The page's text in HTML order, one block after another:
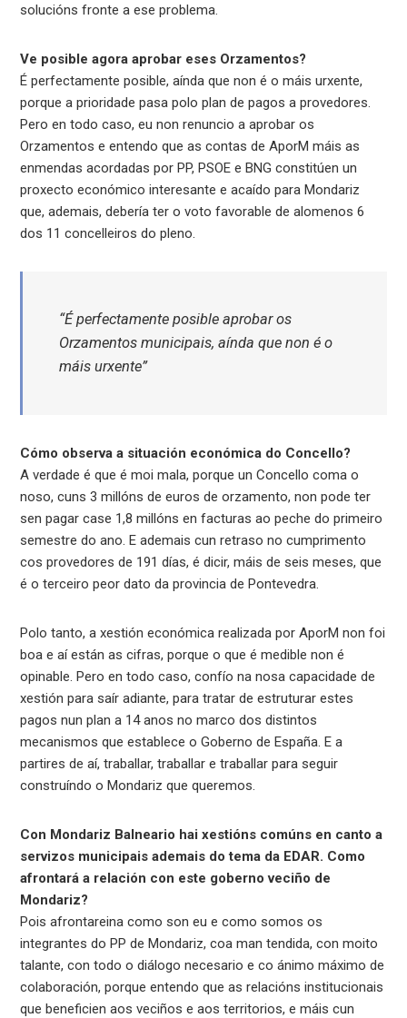
solucións fronte a ese problema.
Ve posible agora aprobar eses Orzamentos?
É perfectamente posible, aínda que non é o máis urxente,
porque a prioridade pasa polo plan de pagos a provedores.
Pero en todo caso, eu non renuncio a aprobar os
Orzamentos e entendo que as contas de AporM máis as
enmendas acordadas por PP, PSOE e BNG constitúen un
proxecto económico interesante e acaído para Mondariz
que, ademais, debería ter o voto favorable de alomenos 6
dos 11 concelleiros do pleno.
“É perfectamente posible aprobar os
Orzamentos municipais, aínda que non é o
máis urxente”
Cómo observa a situación económica do Concello?
A verdade é que é moi mala, porque un Concello coma o
noso, cuns 3 millóns de euros de orzamento, non pode ter
sen pagar case 1,8 millóns en facturas ao peche do primeiro
semestre do ano. E ademais cun retraso no cumprimento
cos provedores de 191 días, é dicir, máis de seis meses, que
é o terceiro peor dato da provincia de Pontevedra.
Polo tanto, a xestión económica realizada por AporM non foi
boa e aí están as cifras, porque o que é medible non é
opinable. Pero en todo caso, confío na nosa capacidade de
xestión para saír adiante, para tratar de estruturar estes
pagos nun plan a 14 anos no marco dos distintos
mecanismos que establece o Goberno de España. E a
partires de aí, traballar, traballar e traballar para seguir
construíndo o Mondariz que queremos.
Con Mondariz Balneario hai xestións comúns en canto a
servizos municipais ademais do tema da EDAR. Como
afrontará a relación con este goberno veciño de
Mondariz?
Pois afrontareina como son eu e como somos os
integrantes do PP de Mondariz, coa man tendida, con moito
talante, con todo o diálogo necesario e co ánimo máximo de
colaboración, porque entendo que as relacións institucionais
que beneficien aos veciños e aos territorios, e máis cun